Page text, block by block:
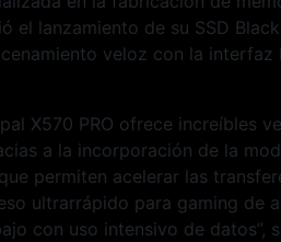
el lanzamiento de su SSD
veloz con la
X570 PRO ofrece increíbles
a la incorporación de la
permiten acelerar las
ultrarrápido para gaming de
con uso intensivo de datos”,